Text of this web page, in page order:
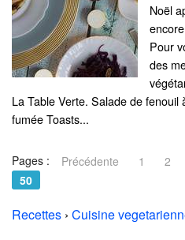
Noël
Pour
des
La Table Verte. Salade de
fumée Toasts...
Pages : Précédente 1 2
50
Recettes › Cuisine